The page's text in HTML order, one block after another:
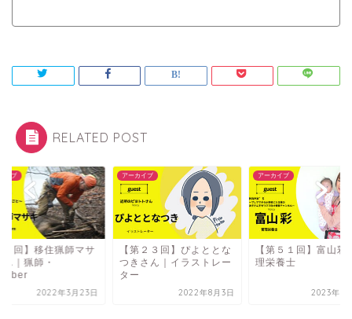
RELATED POST
イブ
５回】移住猟師マサ
ん｜猟師・
2022年3月23日
アーカイブ
【第２３回】ぴよととな
つきさん｜イラストレー
ター
2022年8月3日
アーカイブ
【第５１回】富山彩
理栄養士
2023年9